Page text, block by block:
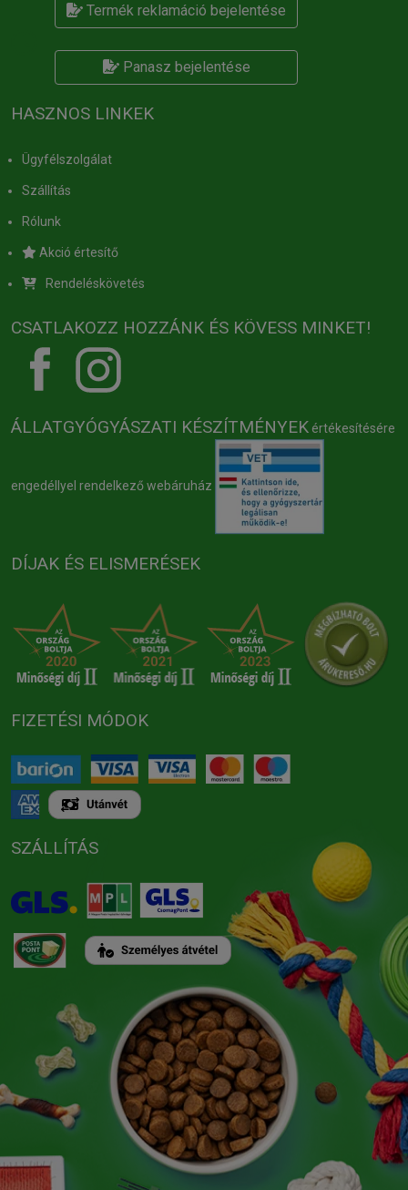
Termék reklamáció bejelentése
Panasz bejelentése
HASZNOS LINKEK
Ügyfélszolgálat
Szállítás
Rólunk
Akció értesítő
Rendeléskövetés
CSATLAKOZZ HOZZÁNK ÉS KÖVESS MINKET!
ÁLLATGYÓGYÁSZATI KÉSZÍTMÉNYEK értékesítésére
engedéllyel rendelkező webáruház
DÍJAK ÉS ELISMERÉSEK
FIZETÉSI MÓDOK
SZÁLLÍTÁS